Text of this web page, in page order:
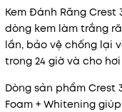
Kem Đánh Răng
dòng kem làm trắng
lần, bảo vệ chống lại
trong 24 giờ và cho
Dòng sản phẩm Crest
Foam + Whitening